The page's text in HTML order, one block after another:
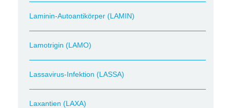
Laminin-Autoantikörper (LAMIN)
Lamotrigin (LAMO)
Lassavirus-Infektion (LASSA)
Laxantien (LAXA)